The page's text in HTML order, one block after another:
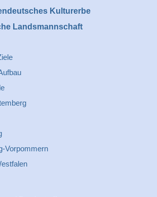
Kulturerbe
Landsmannschaft
Vorpommern